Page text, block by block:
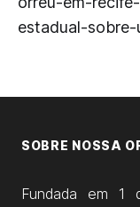
estadual-
SOBRE NOSSA
Fundada em 1